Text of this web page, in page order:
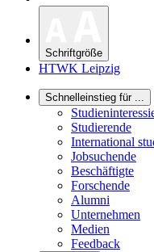
Schriftgröße
HTWK Leipzig
Schnelleinstieg für ...
Studierende
International
Jobsuchende
Beschäftigte
Forschende
Alumni
Unternehmen
Medien
Feedback